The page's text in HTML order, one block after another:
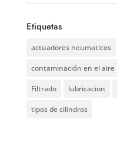
Etiquetas
actuadores neumaticos
contaminación en el aire
Filtrado lubricacion
tipos de cilindros